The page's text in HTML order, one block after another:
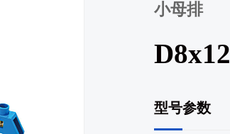
小母排
D8x12
型号参数